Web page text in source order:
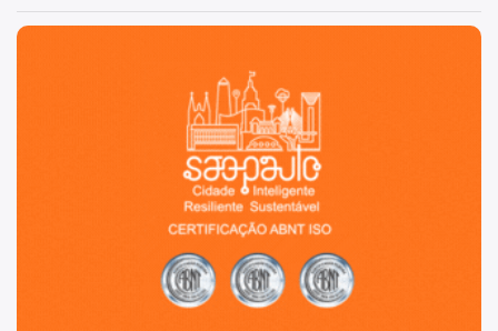
São Paulo, cidade inteligente, resiliente e sustentável